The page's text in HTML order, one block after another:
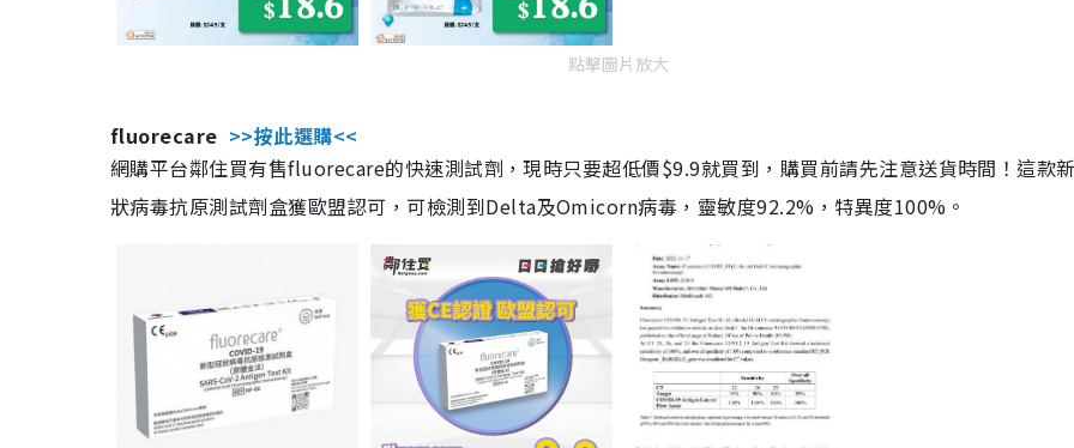
點擊圖片放大
fluorecare >>按此選購<<
網購平台鄰住買有售fluorecare的快速測試劑，現時只要超低價$9.9就買到，購買前請先注意送貨時間！這款
狀病毒抗原測試劑盒獲歐盟認可，可檢測到Delta及Omicorn病毒，靈敏度92.2%，特異度100%。